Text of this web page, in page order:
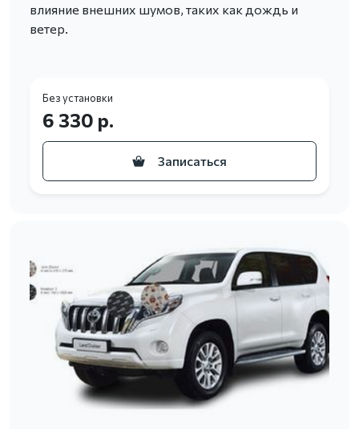
влияние внешних шумов, таких как дождь и
ветер.
Без установки
6 330 р.
Записаться